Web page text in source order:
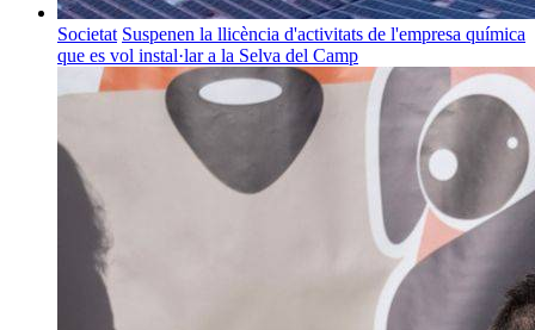
Societat Suspenen la llicència d'activitats de l'empresa química
que es vol instal·lar a la Selva del Camp